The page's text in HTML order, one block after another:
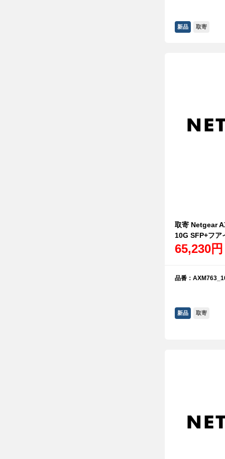
新品 取寄
取寄 Netgear
10G SFP+フア
65,230円
品番：
新品 取寄